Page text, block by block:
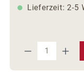
Lieferzeit: 2-5
Produkt